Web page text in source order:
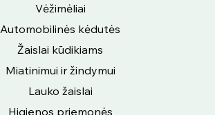
Vėžimėliai
Automobilinės kėdutės
Žaislai kūdikiams
Miatinimui ir žindymui
Lauko žaislai
Higienos priemonės